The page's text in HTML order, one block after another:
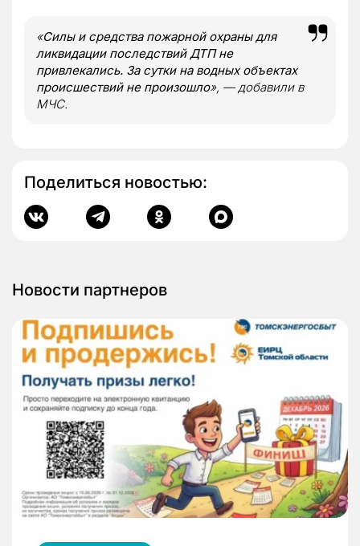
«Силы и средства пожарной охраны для
ликвидации последствий ДТП не
привлекались. За сутки на водных объектах
происшествий не произошло», — добавили в
МЧС.
Поделиться новостью:
Новости партнеров